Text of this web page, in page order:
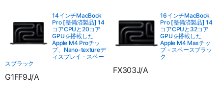
14インチMacBook
Pro [整備済製品] 14
コアCPUと20コア
GPUを搭載した
Apple M4 Proチッ
プ、Nano-textureデ
ィスプレイ - スペー
スブラック
G1FF9J/A
16インチMacBook
Pro [整備済製品] 14
コアCPUと32コア
GPUを搭載した
Apple M4 Maxチッ
プ - スペースブラッ
ク
FX303J/A